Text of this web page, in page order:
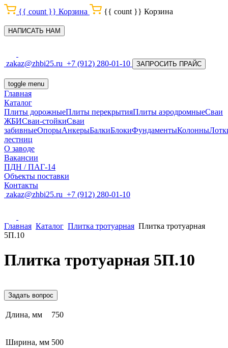
{{ count }} Корзина {{ count }} Корзина
НАПИСАТЬ НАМ
zakaz@zhbi25.ru +7 (912) 280-01-10 ЗАПРОСИТЬ ПРАЙС
toggle menu
Главная
Каталог
Плиты дорожныеПлиты перекрытияПлиты аэродромныеСваи
ЖБИСваи-стойкиСваи
забивныеОпорыАнкерыБалкиБлокиФундаментыКолонны
лестниц
О заводе
Вакансии
ПДН / ПАГ-14
Объекты поставки
Контакты
zakaz@zhbi25.ru +7 (912) 280-01-10
Главная Каталог Плитка тротуарная Плитка тротуарная
5П.10
Плитка тротуарная 5П.10
Задать вопрос
Длина, мм 750
Ширина, мм 500